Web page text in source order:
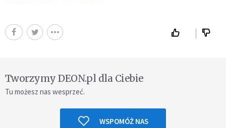
Tworzymy DEON.pl dla Ciebie
Tu możesz nas wesprzeć.
WSPOMÓŻ NAS